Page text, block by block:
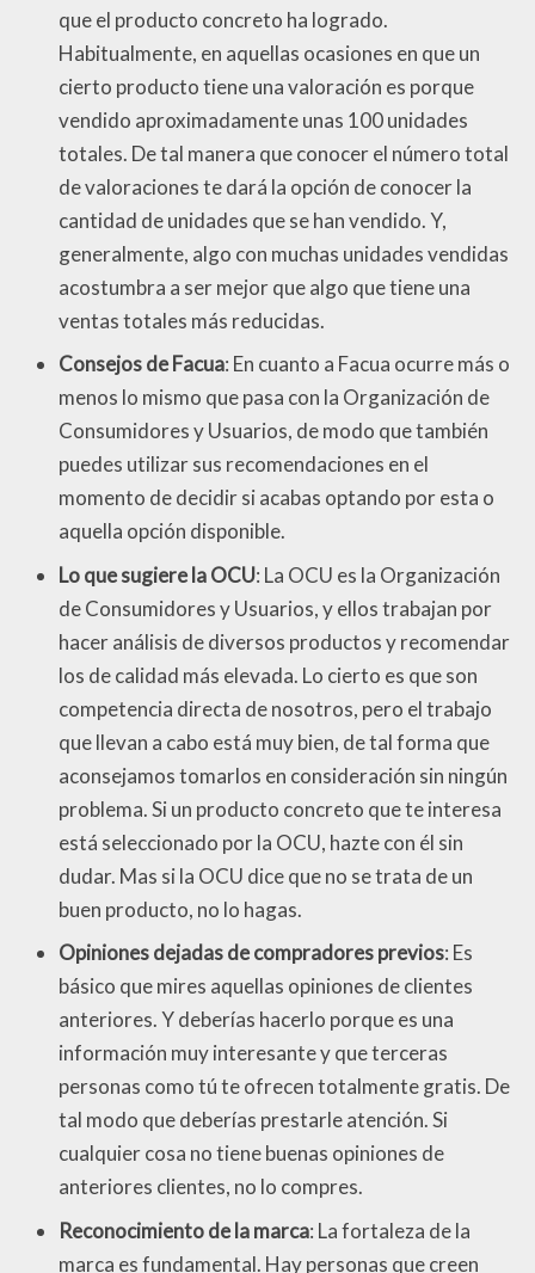
que el producto concreto ha logrado.
Habitualmente, en aquellas ocasiones en que un
cierto producto tiene una valoración es porque
vendido aproximadamente unas 100 unidades
totales. De tal manera que conocer el número total
de valoraciones te dará la opción de conocer la
cantidad de unidades que se han vendido. Y,
generalmente, algo con muchas unidades vendidas
acostumbra a ser mejor que algo que tiene una
ventas totales más reducidas.
Consejos de Facua: En cuanto a Facua ocurre más o
menos lo mismo que pasa con la Organización de
Consumidores y Usuarios, de modo que también
puedes utilizar sus recomendaciones en el
momento de decidir si acabas optando por esta o
aquella opción disponible.
Lo que sugiere la OCU: La OCU es la Organización
de Consumidores y Usuarios, y ellos trabajan por
hacer análisis de diversos productos y recomendar
los de calidad más elevada. Lo cierto es que son
competencia directa de nosotros, pero el trabajo
que llevan a cabo está muy bien, de tal forma que
aconsejamos tomarlos en consideración sin ningún
problema. Si un producto concreto que te interesa
está seleccionado por la OCU, hazte con él sin
dudar. Mas si la OCU dice que no se trata de un
buen producto, no lo hagas.
Opiniones dejadas de compradores previos: Es
básico que mires aquellas opiniones de clientes
anteriores. Y deberías hacerlo porque es una
información muy interesante y que terceras
personas como tú te ofrecen totalmente gratis. De
tal modo que deberías prestarle atención. Si
cualquier cosa no tiene buenas opiniones de
anteriores clientes, no lo compres.
Reconocimiento de la marca: La fortaleza de la
marca es fundamental. Hay personas que creen